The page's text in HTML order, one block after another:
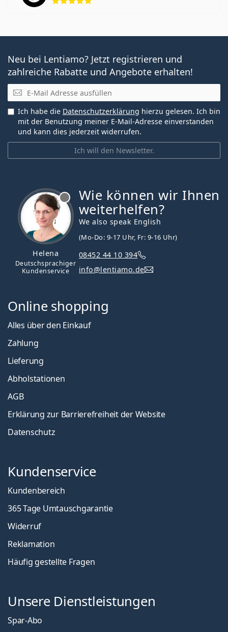
Neu bei Lentiamo? Jetzt registrieren und
zahlreiche Rabatte und Angebote erhalten!
E-Mail
Ich will den Newsletter.
Ich habe die Datenschutzerklärung hierzu gelesen. Ich bin
mit der Benutzung meiner E-Mail-Adresse einverstanden
und kann dies jederzeit widerrufen.
Helena
Deutschsprachiger
Kundenservice
Wie können wir Ihnen
weiterhelfen?
We also speak English
(Mo-Do: 9-17 Uhr, Fr: 9-16 Uhr)
08452 44 10 394
info@lentiamo.de
Online shopping
Alles über den Einkauf
Zahlung
Lieferung
Abholstationen
AGB
Erklärung zur Barrierefreiheit der Website
Datenschutz
Kundenservice
Kundenbereich
365 Tage Umtauschgarantie
Widerruf
Reklamation
Häufig gestellte Fragen
Unsere Dienstleistungen
Spar-Abo